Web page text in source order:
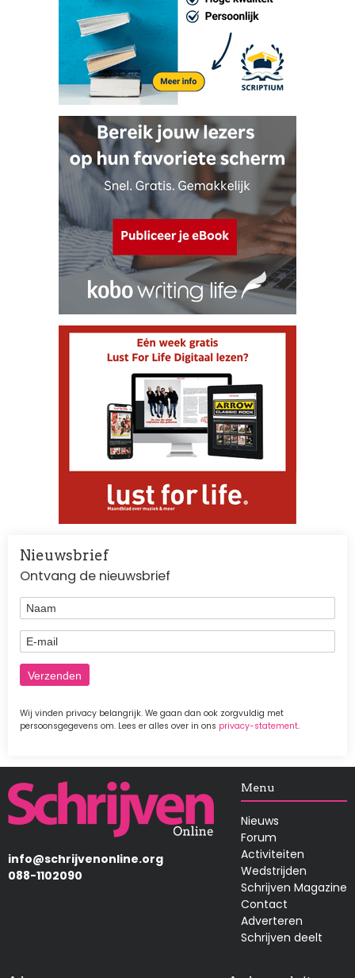
Nieuwsbrief
Ontvang de nieuwsbrief
Naam
E-mail
Wij vinden privacy belangrijk. We gaan dan ook zorgvuldig met
persoonsgegevens om. Lees er alles over in ons privacy-statement.
Afbeelding
info@schrijvenonline.org
088-1102090
Menu
Nieuws
Forum
Activiteiten
Wedstrijden
Schrijven Magazine
Contact
Adverteren
Schrijven deelt